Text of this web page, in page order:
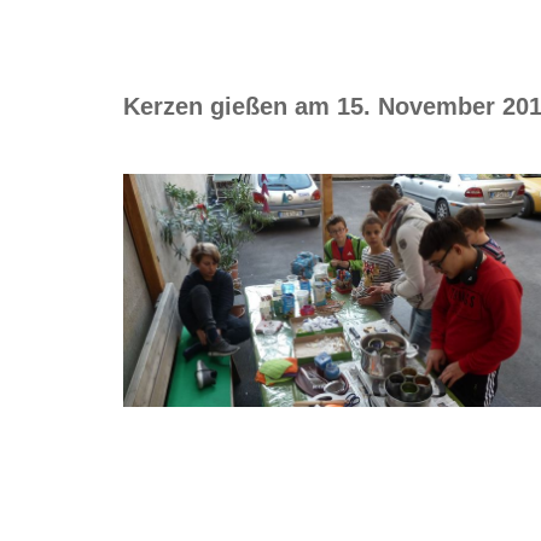
Kerzen gießen am 15. November